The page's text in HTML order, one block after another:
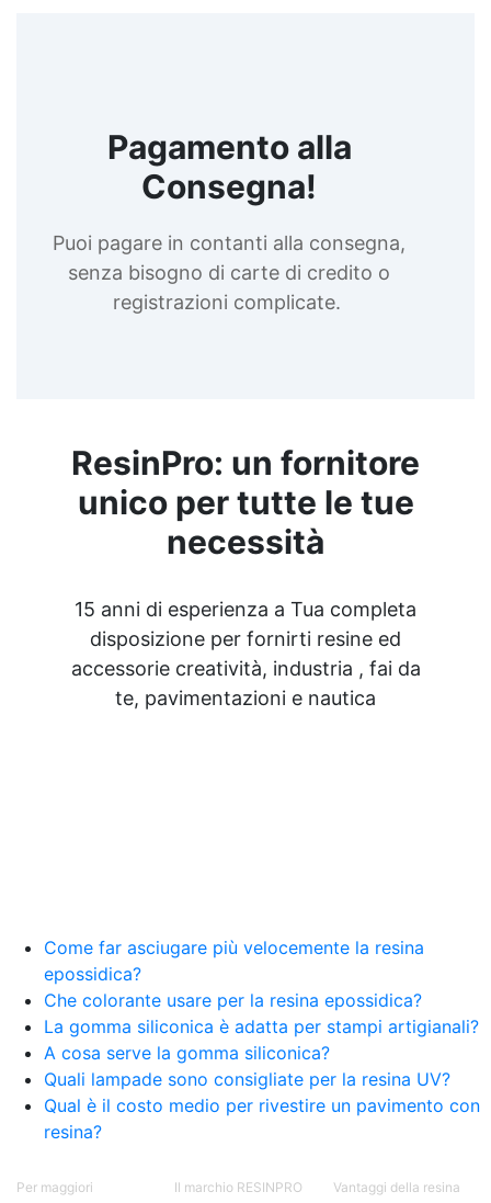
Pagamento alla
Consegna!
Puoi pagare in contanti alla consegna,
senza bisogno di carte di credito o
registrazioni complicate.
ResinPro: un fornitore
unico per tutte le tue
necessità
15 anni di esperienza a Tua completa
disposizione per fornirti resine ed
accessorie creatività, industria , fai da
te, pavimentazioni e nautica
Come far asciugare più velocemente la resina
epossidica?
Che colorante usare per la resina epossidica?
La gomma siliconica è adatta per stampi artigianali?
A cosa serve la gomma siliconica?
Quali lampade sono consigliate per la resina UV?
Qual è il costo medio per rivestire un pavimento con
resina?
Per maggiori
Il marchio RESINPRO
Vantaggi della resina